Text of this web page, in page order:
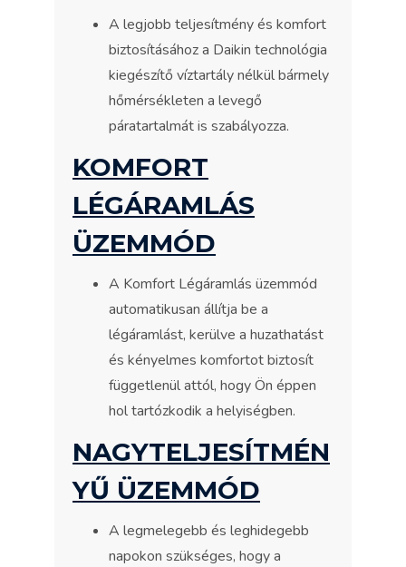
A legjobb teljesítmény és komfort
biztosításához a Daikin technológia
kiegészítő víztartály nélkül bármely
hőmérsékleten a levegő
páratartalmát is szabályozza.
KOMFORT
LÉGÁRAMLÁS
ÜZEMMÓD
A Komfort Légáramlás üzemmód
automatikusan állítja be a
légáramlást, kerülve a huzathatást
és kényelmes komfortot biztosít
függetlenül attól, hogy Ön éppen
hol tartózkodik a helyiségben.
NAGYTELJESÍTMÉN
YŰ ÜZEMMÓD
A legmelegebb és leghidegebb
napokon szükséges, hogy a